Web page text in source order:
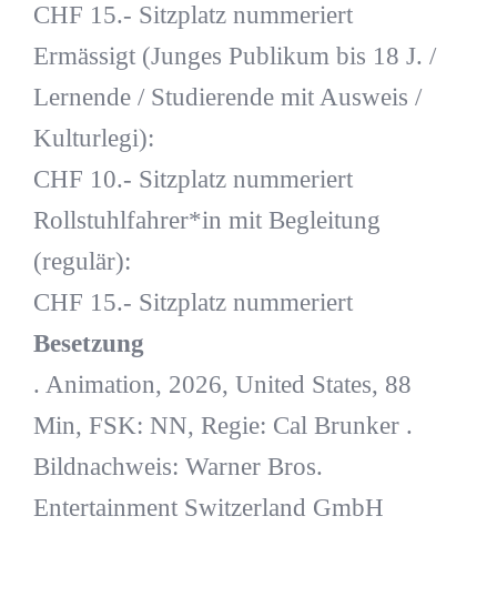
CHF 15.- Sitzplatz nummeriert
Ermässigt (Junges Publikum bis 18 J. /
Lernende / Studierende mit Ausweis /
Kulturlegi):
CHF 10.- Sitzplatz nummeriert
Rollstuhlfahrer*in mit Begleitung
(regulär):
CHF 15.- Sitzplatz nummeriert
Besetzung
. Animation, 2026, United States, 88
Min, FSK: NN, Regie: Cal Brunker .
Bildnachweis: Warner Bros.
Entertainment Switzerland GmbH